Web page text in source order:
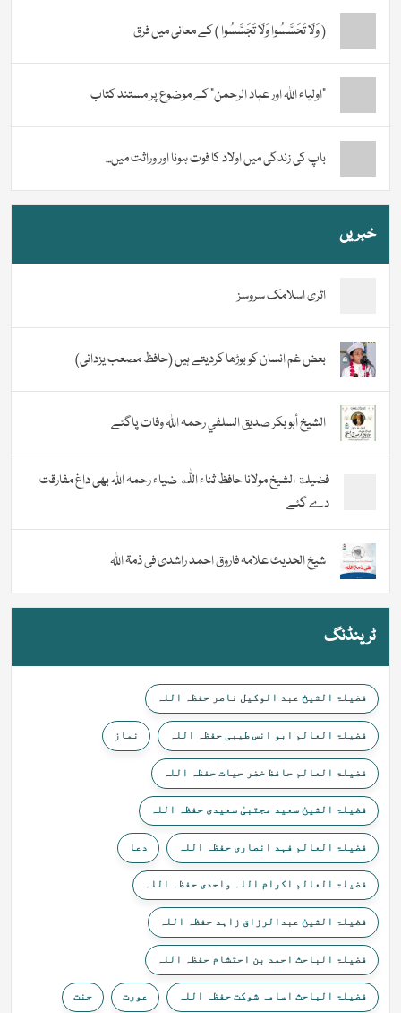
( وَلَا تَحَسَّسُوا وَلَا تَجَسَّسُوا ) کے معانی میں فرق
“اولیاء اللہ اور عباد الرحمن” کے موضوع پر مستند کتاب
باپ کی زندگی میں اولاد کا فوت ہونا اور وراثت میں...
خبریں
اثری اسلامک سروسز
بعض غم انسان کو بوڑھا کردیتے ہیں (حافظ مصعب یزدانی)
الشيخ أبو بكر صديق السلفي رحمہ اللہ وفات پاگئے
فضیلة الشيخ مولانا حافظ ثناء اللّٰه ضیاء رحمہ اللہ بھی داغ مفارقت
دے گئے
شیخ الحدیث علامہ فاروق احمد راشدی فی ذمۃ اللہ
ٹرینڈنگ
فضیلۃ الشیخ عبد الوکیل ناصر حفظہ اللہ
فضیلۃ العالم ابو انس طیبی حفظہ اللہ نماز
فضیلۃ العالم حافظ خضر حیات حفظہ اللہ
فضیلۃ الشیخ سعید مجتبیٰ سعیدی حفظہ اللہ
فضیلۃ العالم فہد انصاری حفظہ اللہ دعا
فضیلۃ العالم اکرام اللہ واحدی حفظہ اللہ
فضیلۃ الشیخ عبدالرزاق زاہد حفظہ اللہ
فضیلۃ الباحث احمد بن احتشام حفظہ اللہ
فضیلۃ الباحث اسامہ شوکت حفظہ اللہ عورت جنت